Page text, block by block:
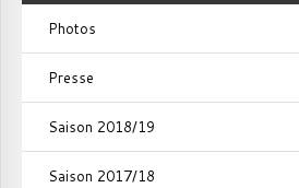
Photos
Presse
Saison 2018/19
Saison 2017/18